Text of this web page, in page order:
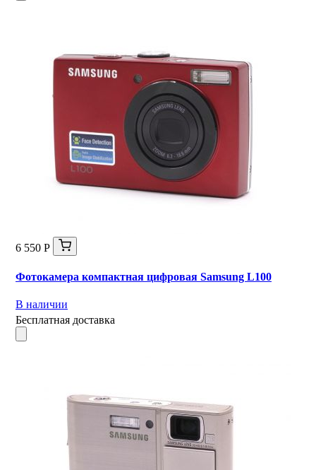
6 550 Р
Фотокамера компактная цифровая Samsung L100
В наличии
Бесплатная доставка